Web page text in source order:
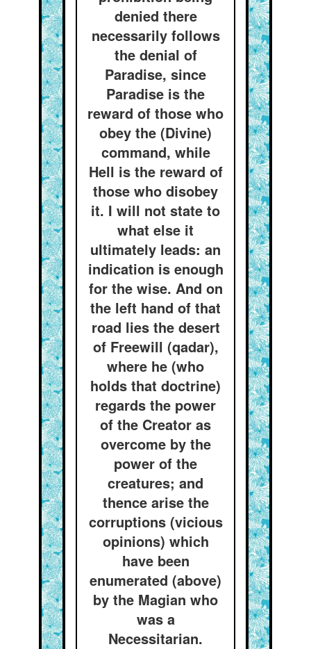
denied there
necessarily follows
the denial of
Paradise, since
Paradise is the
reward of those who
obey the (Divine)
command, while
Hell is the reward of
those who disobey
it. I will not state to
what else it
ultimately leads: an
indication is enough
for the wise. And on
the left hand of that
road lies the desert
of Freewill (qadar),
where he (who
holds that doctrine)
regards the power
of the Creator as
overcome by the
power of the
creatures; and
thence arise the
corruptions (vicious
opinions) which
have been
enumerated (above)
by the Magian who
was a
Necessitarian.